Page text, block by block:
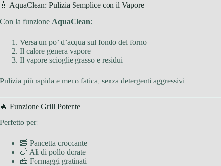
💧 AquaClean: Pulizia Semplice con il Vapore
Con la funzione AquaClean:
Versa un po’ d’acqua sul fondo del forno
Il calore genera vapore
Il vapore scioglie grasso e residui
Pulizia più rapida e meno fatica, senza detergenti aggressivi.
🔥 Funzione Grill Potente
Perfetto per:
🥓 Pancetta croccante
🍗 Ali di pollo dorate
🧀 Formaggi gratinati